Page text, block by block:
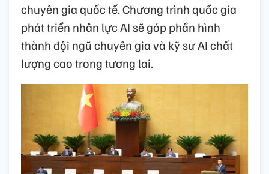
chuyên gia quốc tế. Chương trình quốc gia
phát triển nhân lực AI sẽ góp phần hình
thành đội ngũ chuyên gia và kỹ sư AI chất
lượng cao trong tương lai.